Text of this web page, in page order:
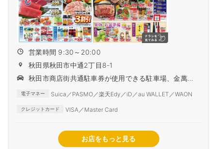
営業時間 9:30～20:00
秋田県秋田市中通2丁目8-1
秋田市商店街共通駐車券が使用できる駐車場、金萬駐
電子マネー Suica／PASMO／楽天Edy／iD／au WALLET／WAON
クレジットカード VISA／Master Card
お店をもっと見る